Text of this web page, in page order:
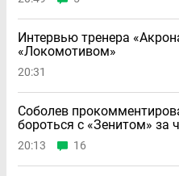
Интервью тренера
«Локомотивом»
20:31
Соболев
бороться с «Зенитом» за
20:13 16